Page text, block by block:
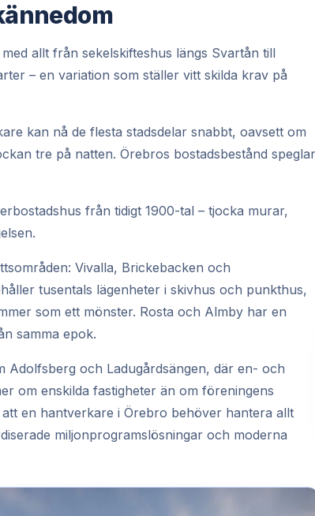
allt från sekelskifteshus längs Svartån till
– en variation som ställer vitt skilda krav på
kan nå de flesta stadsdelar snabbt, oavsett om
tre på natten. Örebros bostadsbestånd speglar
från tidigt 1900-tal – tjocka murar,
Vivalla, Brickebacken och
tusentals lägenheter i skivhus och punkthus,
som ett mönster. Rosta och Almby har en
samma epok.
Adolfsberg och Ladugårdsängen, där en- och
om enskilda fastigheter än om föreningens
en hantverkare i Örebro behöver hantera allt
miljonprogramslösningar och moderna